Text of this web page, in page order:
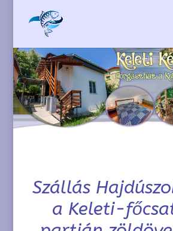
Szállás
a Keleti-